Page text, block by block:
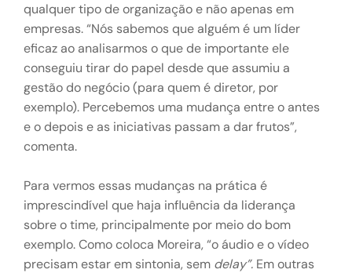
qualquer tipo de organização e não apenas em
empresas. “Nós sabemos que alguém é um líder
eficaz ao analisarmos o que de importante ele
conseguiu tirar do papel desde que assumiu a
gestão do negócio (para quem é diretor, por
exemplo). Percebemos uma mudança entre o antes
e o depois e as iniciativas passam a dar frutos”,
comenta.
Para vermos essas mudanças na prática é
imprescindível que haja influência da liderança
sobre o time, principalmente por meio do bom
exemplo. Como coloca Moreira, “o áudio e o vídeo
precisam estar em sintonia, sem delay”. Em outras